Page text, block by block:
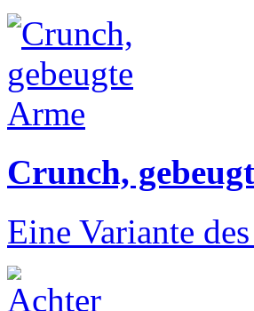
Crunch,
Eine Variante